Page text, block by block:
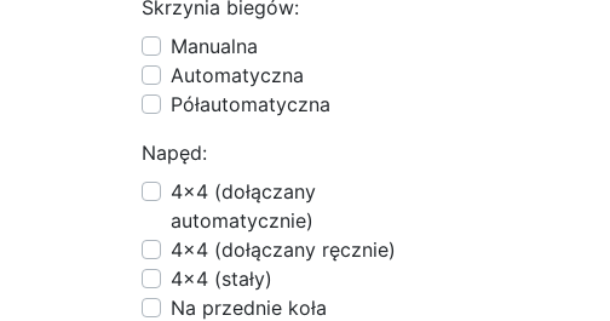
Skrzynia biegów:
Manualna
Automatyczna
Półautomatyczna
Napęd:
4x4 (dołączany
automatycznie)
4x4 (dołączany ręcznie)
4x4 (stały)
Na przednie koła